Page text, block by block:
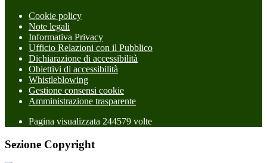
Cookie policy
Note legali
Informativa Privacy
Ufficio Relazioni con il Pubblico
Dichiarazione di accessibilità
Obiettivi di accessibilità
Whistleblowing
Gestione consensi cookie
Amministrazione trasparente
Pagina visualizzata 244579 volte
Sezione Copyright